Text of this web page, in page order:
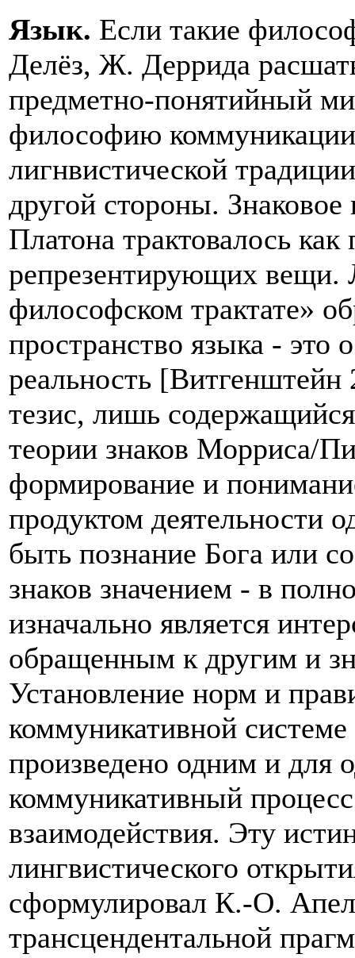
Язык. Если такие
Делёз, Ж. Деррида
предметно-понятийный
философию
лигнвистической
другой стороны.
Платона трактовалось как
репрезентирующих вещи.
философском трактате»
пространство языка - это
реальность
тезис, лишь
теории знаков Морриса/
формирование и
продуктом деятельности
быть познание Бога или
знаков значением - в
изначально является
обращенным к другим и
Установление норм и
коммуникативной
произведено одним и для
коммуникативный
взаимодействия. Эту
лингвистического
сформулировал К.-О.
трансцендентальной